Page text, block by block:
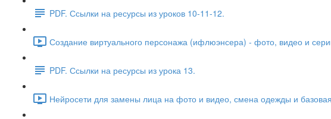
PDF. Ссылки на ресурсы из уроков 10-11-12.
Создание виртуального персонажа (ифлюэнсера) - фото, видео и
PDF. Ссылки на ресурсы из урока 13.
Нейросети для замены лица на фото и видео, смена одежды и